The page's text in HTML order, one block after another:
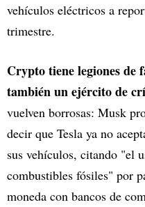
vehículos eléctricos a
trimestre.
Crypto tiene legiones de
también un ejército de
vuelven borrosas: Musk
decir que Tesla ya no
sus vehículos, citando "el
combustibles fósiles" por
moneda con bancos de